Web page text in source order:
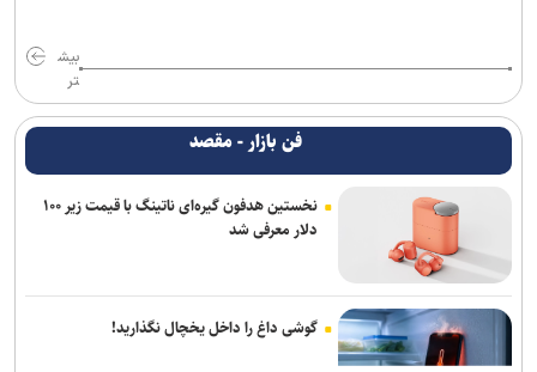
بیش
تر
فن بازار - مقصد
نخستین هدفون گیره‌ای ناتینگ با قیمت زیر ۱۰۰
دلار معرفی شد
گوشی داغ را داخل یخچال نگذارید!